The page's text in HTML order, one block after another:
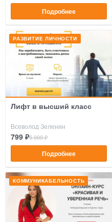
Подробнее
РАЗВИТИЕ ЛИЧНОСТИ
Лифт в высший класс
Всеволод Зеленин
799 ₽5 000 ₽
Подробнее
КОММУНИКАБЕЛЬНОСТЬ